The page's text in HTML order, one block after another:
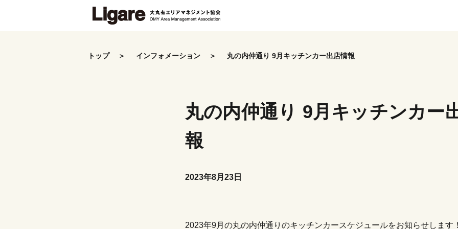
トップ インフォメーション 丸の内仲通り 9月キッチンカー出店情報
丸の内仲通り 9月キッチンカー
報
2023年8月23日
2023年9月の丸の内仲通りのキッチンカースケジュールをお知らせします！